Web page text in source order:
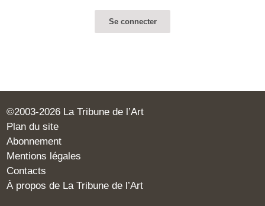
©2003-2026 La Tribune de l’Art
Plan du site
Abonnement
Mentions légales
Contacts
À propos de La Tribune de l’Art